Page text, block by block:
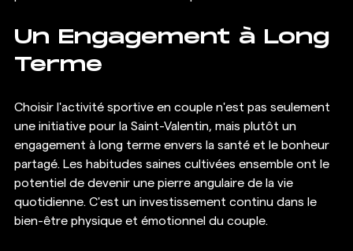
Un Engagement à Long
Terme
Choisir l'activité sportive en couple n'est pas seulement
une initiative pour la Saint-Valentin, mais plutôt un
engagement à long terme envers la santé et le bonheur
partagé. Les habitudes saines cultivées ensemble ont le
potentiel de devenir une pierre angulaire de la vie
quotidienne. C'est un investissement continu dans le
bien-être physique et émotionnel du couple.